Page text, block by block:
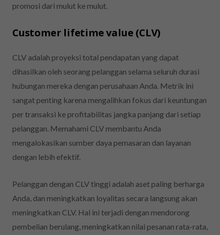
promosi dari mulut ke mulut.
Customer lifetime value (CLV)
CLV adalah proyeksi total pendapatan yang dapat
dihasilkan oleh seorang pelanggan selama seluruh durasi
hubungan mereka dengan perusahaan Anda. Metrik ini
sangat penting karena mengalihkan fokus dari keuntungan
per transaksi ke profitabilitas jangka panjang dari setiap
pelanggan. Memahami CLV membantu Anda
mengalokasikan sumber daya pemasaran dan layanan
dengan lebih efektif.
Pelanggan dengan CLV tinggi adalah aset paling berharga
Anda, dan meningkatkan loyalitas secara langsung akan
meningkatkan CLV. Hal ini terjadi dengan mendorong
pembelian berulang, meningkatkan nilai pesanan rata-rata,